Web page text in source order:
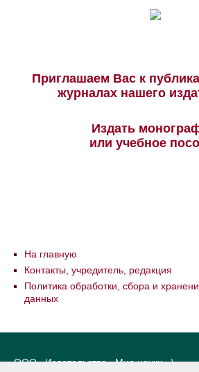
Приглашаем Вас к
журналах нашего
Издать
или учебное
На главную
Контакты, учредитель, редакция
Политика обработки, сбора и
данных
ООО «Издательство «Мир науки» \